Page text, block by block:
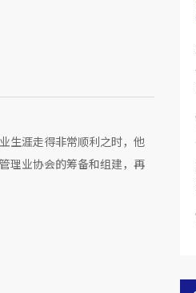
生涯走得非常顺利之时，他
理业协会的筹备和组建，再